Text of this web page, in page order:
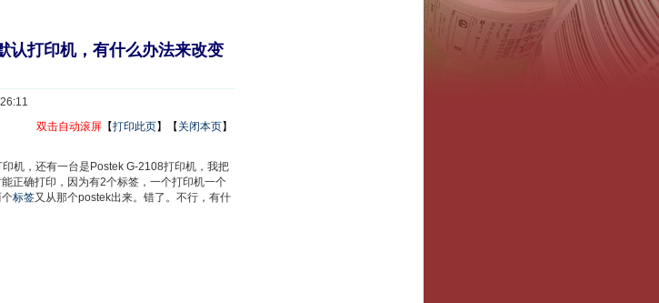
认打印机，有什么办法来改变
双击自动滚屏【打印此页】【 关闭本页】
印机，还有一台是Postek G-2108打印机，我把
正确打印，因为有2个标签，一个打印机一个
标签又从那个postek出来。错了。不行，有什